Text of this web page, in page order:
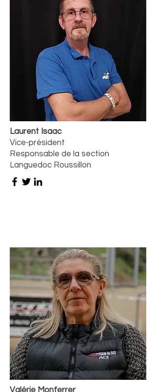
Laurent Isaac
Vice-président
Responsable de la section
Languedoc Roussillon
Valérie Monferrer